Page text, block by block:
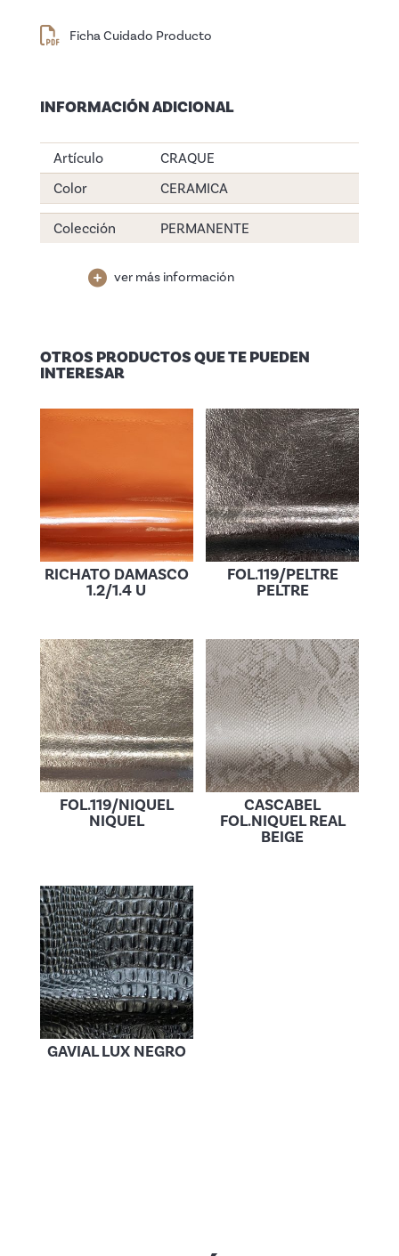
Ficha Cuidado Producto
INFORMACIÓN ADICIONAL
Artículo
CRAQUE
Color
CERAMICA
Colección PERMANENTE
ver más información
OTROS PRODUCTOS QUE TE PUEDEN
INTERESAR
RICHATO DAMASCO
1.2/1.4 U
FOL.119/PELTRE
PELTRE
FOL.119/NIQUEL
NIQUEL
CASCABEL
FOL.NIQUEL REAL
BEIGE
GAVIAL LUX NEGRO